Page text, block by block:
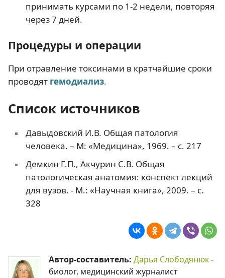
принимать курсами по 1-2 недели, повторяя
через 7 дней.
Процедуры и операции
При отравление токсинами в кратчайшие сроки
проводят гемодиализ.
Список источников
Давыдовский И.В. Общая патология
человека. – М: «Медицина», 1969. – с. 217
Демкин Г.П., Акчурин С.В. Общая
патологическая анатомия: конспект лекций
для вузов. - М.: «Научная книга», 2009. – с.
328
Автор-составитель: Дарья Слободянюк-
биолог, медицинский журналист